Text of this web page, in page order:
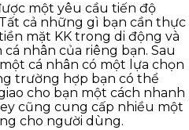
một yêu cầu tiến độ
cả những gì bạn cần thực
mặt KK trong di động và
nhân của riêng bạn. Sau
cá nhân có một lựa chọn
trường hợp bạn có thể
cho bạn một cách nhanh
cũng cung cấp nhiều một
cho người dùng.